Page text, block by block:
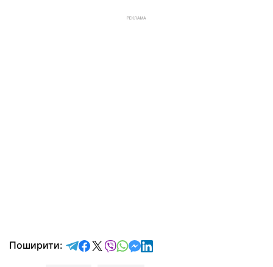
РЕКЛАМА
Поширити: відправити у Telegram
поділитись у Facebook
поділитись у X
відправити у Viber
відправити у Whatsapp
відправити у Messenger
відправити у LinkedIn